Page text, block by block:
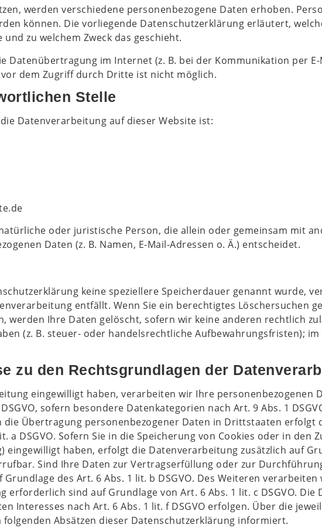
werden verschiedene personenbezogene Daten erhoben.
können. Die vorliegende Datenschutzerklärung erläutert,
zu welchem Zweck das geschieht.
Datenübertragung im Internet (z. B. bei der Kommunikation per
dem Zugriff durch Dritte ist nicht möglich.
Stelle
Datenverarbeitung auf dieser Website ist:
oder juristische Person, die allein oder gemeinsam mit
Daten (z. B. Namen, E-Mail-Adressen o. Ä.) entscheidet.
keine speziellere Speicherdauer genannt wurde,
entfällt. Wenn Sie ein berechtigtes Löschersuchen
werden Ihre Daten gelöscht, sofern wir keine anderen rechtlich
(z. B. steuer- oder handelsrechtliche Aufbewahrungsfristen);
zu den Rechtsgrundlagen der
eingewilligt haben, verarbeiten wir Ihre personenbezogenen
DSGVO, sofern besondere Datenkategorien nach Art. 9 Abs. 1
die Übertragung personenbezogener Daten in Drittstaaten erfolgt
a DSGVO. Sofern Sie in die Speicherung von Cookies oder in
eingewilligt haben, erfolgt die Datenverarbeitung zusätzlich auf
Sind Ihre Daten zur Vertragserfüllung oder zur
des Art. 6 Abs. 1 lit. b DSGVO. Des Weiteren
erforderlich sind auf Grundlage von Art. 6 Abs. 1 lit. c DSGVO.
Interesses nach Art. 6 Abs. 1 lit. f DSGVO erfolgen. Über die
Absätzen dieser Datenschutzerklärung informiert.